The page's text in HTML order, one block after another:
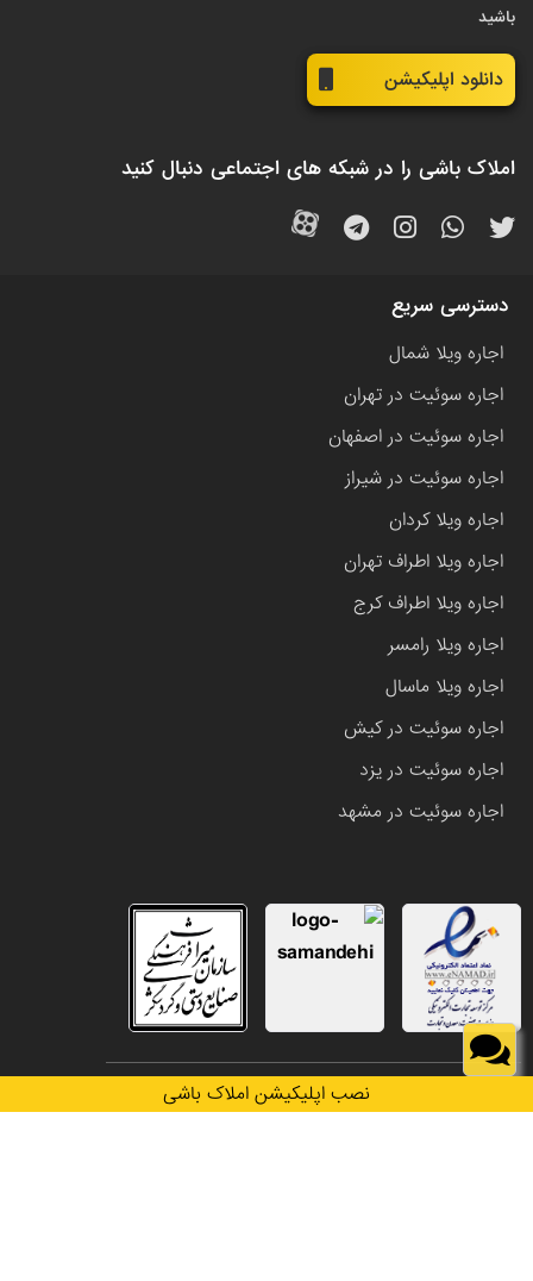
نصب اپلیکیشن املاک باشی
باشید
دانلود اپلیکیشن
املاک باشی را در شبکه های اجتماعی دنبال کنید
دسترسی سریع
اجاره ویلا شمال
اجاره سوئیت در تهران
اجاره سوئیت در اصفهان
اجاره سوئیت در شیراز
اجاره ویلا کردان
اجاره ویلا اطراف تهران
اجاره ویلا اطراف کرج
اجاره ویلا رامسر
اجاره ویلا ماسال
اجاره سوئیت در کیش
اجاره سوئیت در یزد
اجاره سوئیت در مشهد
تمامی حقوق این وب سایت متعلق به املاک باشی می باشد.